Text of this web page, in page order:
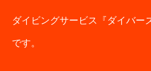
ダイビングサービス『ダイバー
です。